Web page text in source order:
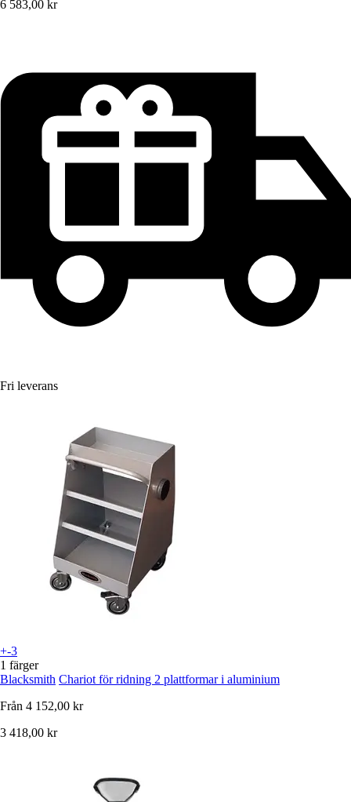
6 583,00 kr
Fri leverans
+-3
1 färger
Blacksmith Chariot för ridning 2 plattformar i aluminium
Från 4 152,00 kr
3 418,00 kr